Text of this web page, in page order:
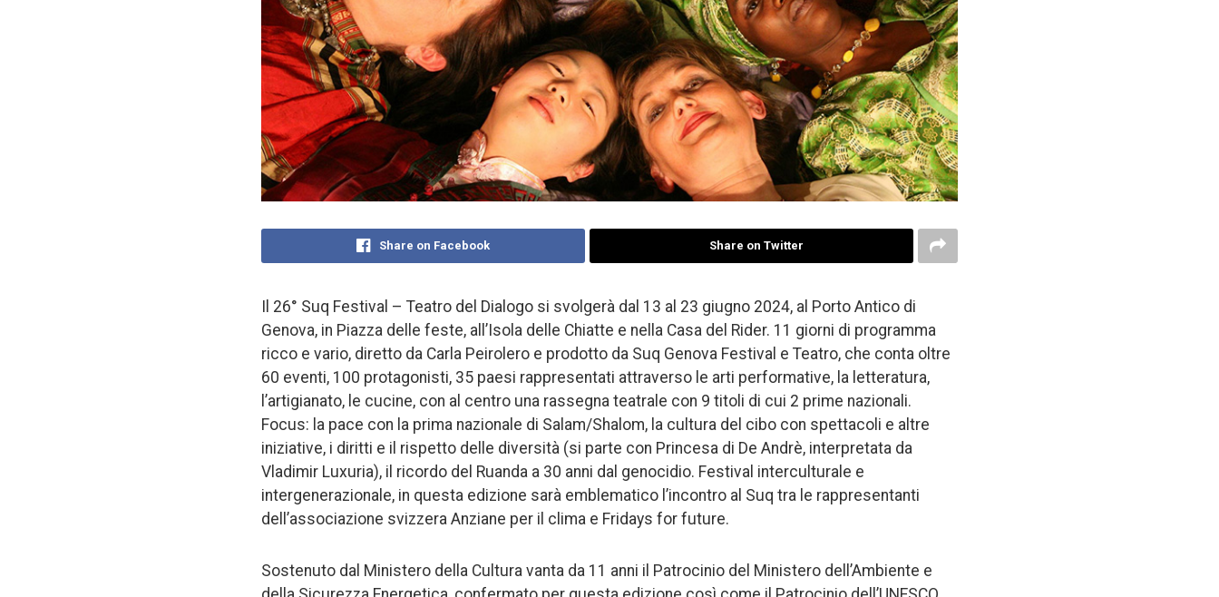
Share on Facebook Share on Twitter
Il 26° Suq Festival – Teatro del Dialogo si svolgerà dal 13 al 23 giugno 2024, al Porto Antico di
Genova, in Piazza delle feste, all’Isola delle Chiatte e nella Casa del Rider. 11 giorni di programma
ricco e vario, diretto da Carla Peirolero e prodotto da Suq Genova Festival e Teatro, che conta oltre
60 eventi, 100 protagonisti, 35 paesi rappresentati attraverso le arti performative, la letteratura,
l’artigianato, le cucine, con al centro una rassegna teatrale con 9 titoli di cui 2 prime nazionali.
Focus: la pace con la prima nazionale di Salam/Shalom, la cultura del cibo con spettacoli e altre
iniziative, i diritti e il rispetto delle diversità (si parte con Princesa di De Andrè, interpretata da
Vladimir Luxuria), il ricordo del Ruanda a 30 anni dal genocidio. Festival interculturale e
intergenerazionale, in questa edizione sarà emblematico l’incontro al Suq tra le rappresentanti
dell’associazione svizzera Anziane per il clima e Fridays for future.
Sostenuto dal Ministero della Cultura vanta da 11 anni il Patrocinio del Ministero dell’Ambiente e